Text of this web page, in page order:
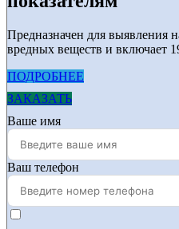
Предназначен для выявления
вредных веществ и включает
ПОДРОБНЕЕ
ЗАКАЗАТЬ
Ваше имя
Ваш телефон